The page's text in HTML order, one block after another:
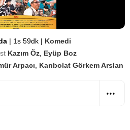
| 1s 59dk | Komedi
Kazım Öz Eyüp Boz
Arpacı Kanbolat Görkem Arslan